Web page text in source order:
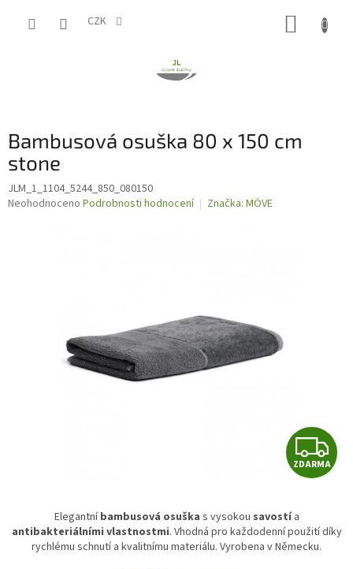
CZK
Bambusová osuška 80 x 150 cm
stone
JLM_1_1104_5244_850_080150
Průměrné
Neohodnoceno Podrobnosti hodnocení Značka: MÖVE
Z
D
R
ZDARMA
Elegantníbambusová osuška s vysokou savostía
antibakteriálními vlastnostmi. Vhodná pro každodenní použití díky
rychlému schnutí a kvalitnímu materiálu. Vyrobena v Německu.